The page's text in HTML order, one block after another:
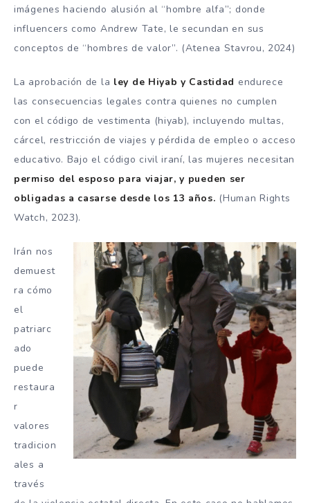
imágenes haciendo alusión al “hombre alfa”; donde
influencers como Andrew Tate, le secundan en sus
conceptos de “hombres de valor”. (Atenea Stavrou, 2024)
La aprobación de la ley de Hiyab y Castidad endurece
las consecuencias legales contra quienes no cumplen
con el código de vestimenta (hiyab), incluyendo multas,
cárcel, restricción de viajes y pérdida de empleo o acceso
educativo. Bajo el código civil iraní, las mujeres necesitan
permiso del esposo para viajar, y pueden ser
obligadas a casarse desde los 13 años. (Human Rights
Watch, 2023).
Irán nos
demuest
ra cómo
el
patriarc
ado
puede
restaura
r
valores
tradicion
ales a
través